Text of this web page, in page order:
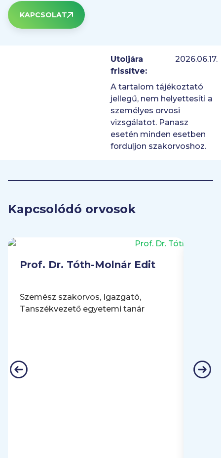
KAPCSOLAT
Utoljára
frissítve:
2026.06.17.
A tartalom tájékoztató
jellegű, nem helyettesíti a
személyes orvosi
vizsgálatot. Panasz
esetén minden esetben
forduljon szakorvoshoz.
Kapcsolódó orvosok
Prof. Dr. Tóth-Molnár Edit
Szemész szakorvos, Igazgató,
Tanszékvezető egyetemi tanár